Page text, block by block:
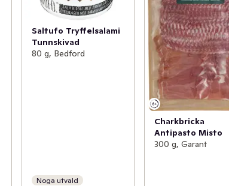
Saltufo Tryffelsalami
Tunnskivad
80 g, Bedford
Noga utvald
Charkbricka
Antipasto Misto
300 g, Garant